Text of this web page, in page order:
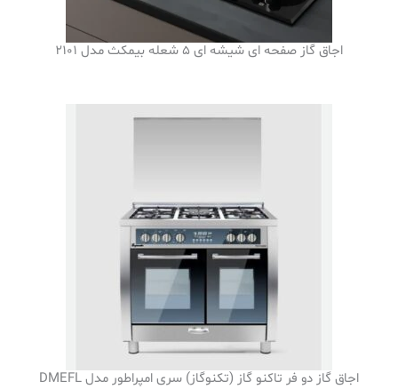
اجاق گاز صفحه ای شیشه ای 5 شعله بیمکث مدل 2101
اجاق گاز دو فر تاکنو گاز (تکنوگاز) سری امپراطور مدل DMEFL